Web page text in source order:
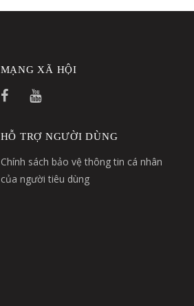
MẠNG XÃ HỘI
HỖ TRỢ NGƯỜI DÙNG
Chính sách bảo vệ thông tin cá nhân
của người tiêu dùng